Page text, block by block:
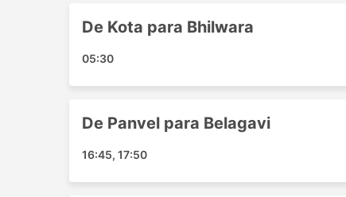
Agra
Udaipur
Jodhpur
Rajkot
De Kota para Bhilwara
05:30
De Panvel para Belagavi
16:45, 17:50